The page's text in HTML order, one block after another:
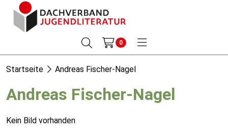
0
Startseite Andreas Fischer-Nagel
Andreas Fischer-Nagel
Kein Bild vorhanden